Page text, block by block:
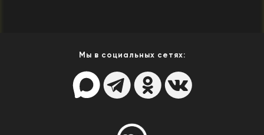
Мы в социальных сетях: